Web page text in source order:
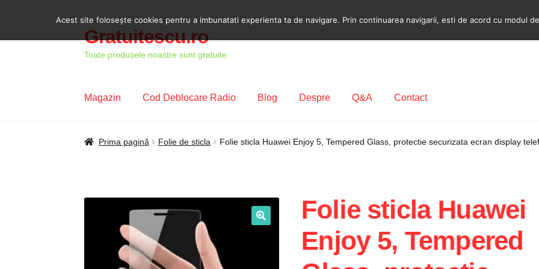
Sari
navigare
Sari
conținut
Gratuitescu.ro
Toate produsele noastre sunt gratuite
Magazin Cod Deblocare Radio Blog Despre Q&A Contact
Prima pagină Blog Cod Deblocare Radio, Decodare Casetofon Auto Contact Contul meu Despre
Prima pagină Folie de sticla Folie sticla Huawei Enjoy 5, Tempered Glass, protectie securizata ecran display
Folie sticla Huawei
Enjoy 5, Tempered
Acest site foloseşte cookies pentru a imbunatati experienta ta de navigare. Prin continuarea navigarii, esti de acord cu modul